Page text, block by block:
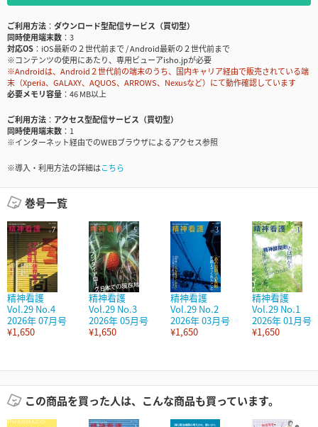
ご利用方法
ダウンロード型配信サービス（買切型）
同時使用端末数
3
対応OS
iOS最新の２世代前まで / Android最新の２世代前まで
※コンテンツの使用にあたり、専用ビューアisho.jpが必要
※Androidは、Android２世代前の端末のうち、国内キャリア経由で販売されている端
末（Xperia、GALAXY、AQUOS、ARROWS、Nexusなど）にて動作確認しています
必要メモリ容量
46 MB以上
ご利用方法
アクセス型配信サービス（買切型）
同時使用端末数
1
※インターネット経由でのWEBブラウザによるアクセス参照
※導入・利用方法の詳細はこちら
巻号一覧
精神看護
Vol.29 No.4
2026年 07月号
¥1,650
精神看護
Vol.29 No.3
2026年 05月号
¥1,650
精神看護
Vol.29 No.2
2026年 03月号
¥1,650
精神看護
Vol.29 No.1
2026年 01月号
¥1,650
この商品を買った人は、こんな商品も買っています。